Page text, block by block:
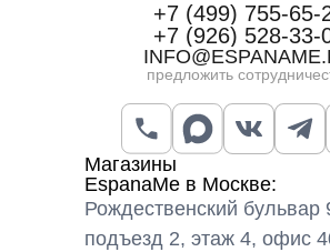
Магазины
EspanaMe в Москве:
Рождественский бульвар
подъезд 2, этаж 4, офис
+7 (499) 755-65-
+7 (926) 528-33-
предложить